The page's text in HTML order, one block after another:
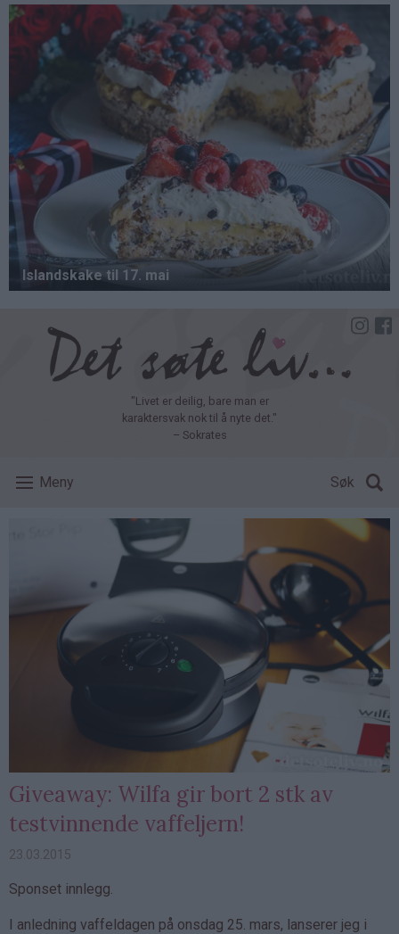
Hopp
hovedinnhold
"Livet er deilig, bare man er
karaktersvak nok til å nyte det."
– Sokrates
Meny Søk
Giveaway: Wilfa gir bort 2 stk av
testvinnende vaffeljern!
23.03.2015
Sponset innlegg.
I anledning vaffeldagen på onsdag 25. mars, lanserer jeg i